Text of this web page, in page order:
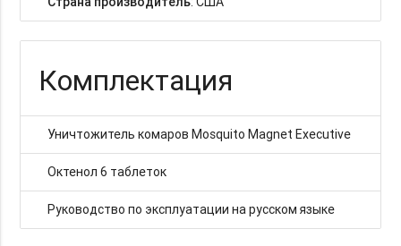
Комплектация
Уничтожитель комаров Mosquito Magnet Executive
Октенол 6 таблеток
Руководство по эксплуатации на русском языке